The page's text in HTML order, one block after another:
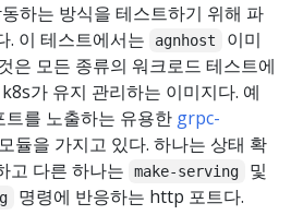
하는 방식을 테스트하기 위해 파
. 이 테스트에서는
agnhost
이미
은 모든 종류의 워크로드 테스트에
가 유지 관리하는 이미지다. 예
트를 노출하는 유용한 grpc-
모듈을 가지고 있다. 하나는 상태 확
고 다른 하나는
make-serving 및
명령에 반응하는 http 포트다.